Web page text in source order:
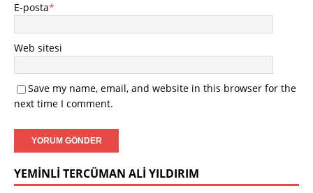
E-posta*
Web sitesi
Save my name, email, and website in this browser for the
next time I comment.
YEMINLI TERCÜMAN ALI YILDIRIM